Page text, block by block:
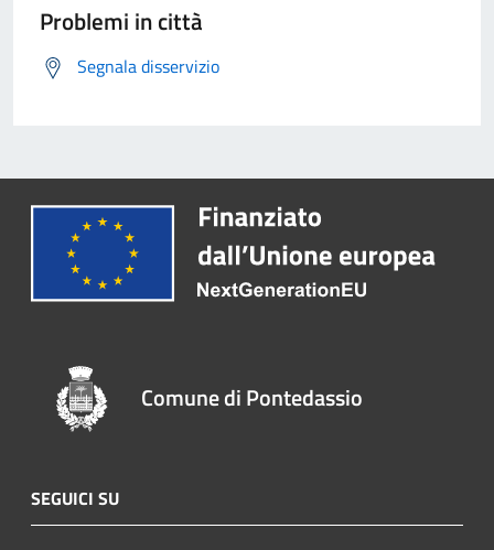
Problemi in città
Segnala disservizio
Comune di Pontedassio
SEGUICI SU